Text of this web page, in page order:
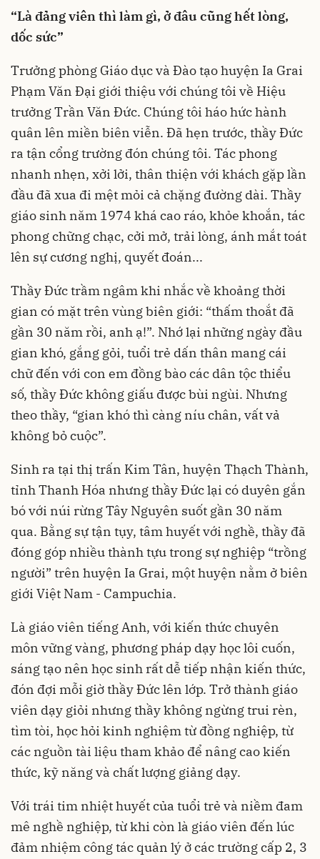
“Là đảng viên thì làm gì, ở đâu cũng hết lòng,
dốc sức”
Trưởng phòng Giáo dục và Đào tạo huyện Ia Grai
Phạm Văn Đại giới thiệu với chúng tôi về Hiệu
trưởng Trần Văn Đức. Chúng tôi háo hức hành
quân lên miền biên viễn. Đã hẹn trước, thầy Đức
ra tận cổng trường đón chúng tôi. Tác phong
nhanh nhẹn, xởi lởi, thân thiện với khách gặp lần
đầu đã xua đi mệt mỏi cả chặng đường dài. Thầy
giáo sinh năm 1974 khá cao ráo, khỏe khoắn, tác
phong chững chạc, cởi mở, trải lòng, ánh mắt toát
lên sự cương nghị, quyết đoán...
Thầy Đức trầm ngâm khi nhắc về khoảng thời
gian có mặt trên vùng biên giới: “thấm thoắt đã
gần 30 năm rồi, anh ạ!”. Nhớ lại những ngày đầu
gian khó, gắng gỏi, tuổi trẻ dấn thân mang cái
chữ đến với con em đồng bào các dân tộc thiểu
số, thầy Đức không giấu được bùi ngùi. Nhưng
theo thầy, “gian khó thì càng níu chân, vất vả
không bỏ cuộc”.
Sinh ra tại thị trấn Kim Tân, huyện Thạch Thành,
tỉnh Thanh Hóa nhưng thầy Đức lại có duyên gắn
bó với núi rừng Tây Nguyên suốt gần 30 năm
qua. Bằng sự tận tụy, tâm huyết với nghề, thầy đã
đóng góp nhiều thành tựu trong sự nghiệp “trồng
người” trên huyện Ia Grai, một huyện nằm ở biên
giới Việt Nam - Campuchia.
Là giáo viên tiếng Anh, với kiến thức chuyên
môn vững vàng, phương pháp dạy học lôi cuốn,
sáng tạo nên học sinh rất dễ tiếp nhận kiến thức,
đón đợi mỗi giờ thầy Đức lên lớp. Trở thành giáo
viên dạy giỏi nhưng thầy không ngừng trui rèn,
tìm tòi, học hỏi kinh nghiệm từ đồng nghiệp, từ
các nguồn tài liệu tham khảo để nâng cao kiến
thức, kỹ năng và chất lượng giảng dạy.
Với trái tim nhiệt huyết của tuổi trẻ và niềm đam
mê nghề nghiệp, từ khi còn là giáo viên đến lúc
đảm nhiệm công tác quản lý ở các trường cấp 2, 3